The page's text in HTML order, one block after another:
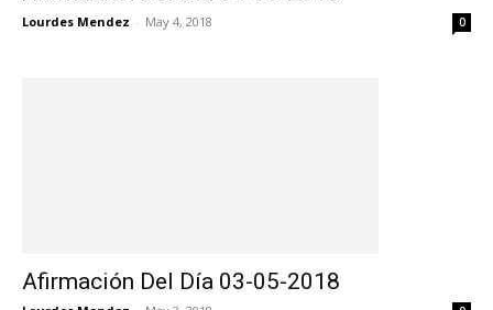
Lourdes Mendez - May 4, 2018 0
Afirmación Del Día 03-05-2018